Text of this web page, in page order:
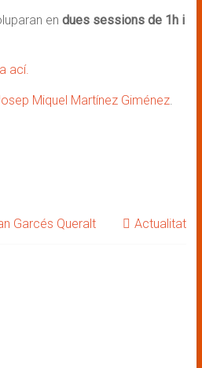
en dues sessions de 1h i
ací.
Miquel Martínez Giménez.
Garcés Queralt Actualitat